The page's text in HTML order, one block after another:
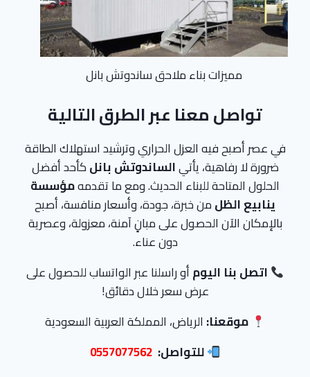
مميزات بناء ملاحق ساندوتش بانل
تواصل معنا عبر الطرق التالية
في عصر أصبح فيه العزل الحراري وترشيد استهلاك الطاقة
ضرورة لا رفاهية، يأتيالساندوتش بانلكأحد أفضل
الحلول المتاحة للبناء الحديث. ومع ما تقدمهمؤسسة
ينابيع الظلمن خبرة، جودة، وأسعار منافسة، أصبح
بالإمكان الآن الحصول على مبانٍ آمنة، معزولة، وعصرية
دون عناء.
اتصل بنا اليومأو راسلنا عبر الواتساب للحصول على
عرض سعر خلال دقائق!
موقعنا: الرياض، المملكة العربية السعودية
للتواصل:0557077562